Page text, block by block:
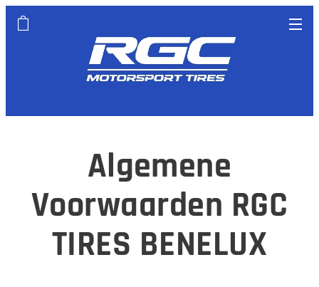
Algemene
Voorwaarden RGC
TIRES BENELUX